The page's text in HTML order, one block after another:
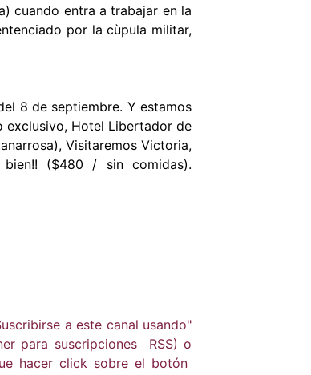
cuando entra a trabajar en la
por la cùpula militar,
8 de septiembre. Y estamos
exclusivo, Hotel Libertador de
Visitaremos Victoria,
($480 / sin comidas).
a este canal usando"
para suscripciones RSS) o
hacer click sobre el botón